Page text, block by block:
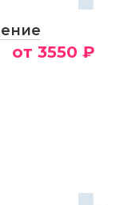
от 3550 ₽